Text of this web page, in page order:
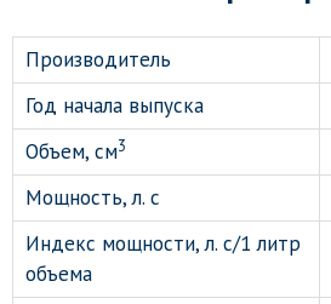
Производитель
Год начала выпуска
Объем, см3
Мощность, л. с
Индекс мощности, л. с/1 литр
объема